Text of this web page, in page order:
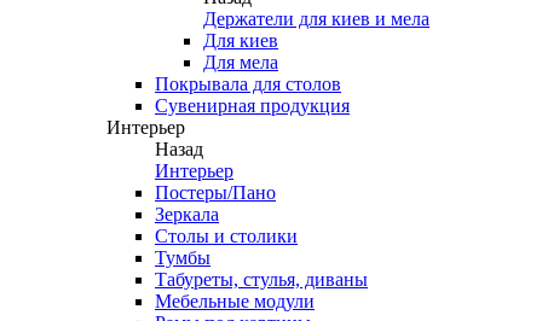
Держатели для киев и мела
Для киев
Для мела
Покрывала для столов
Сувенирная продукция
Интерьер
Назад
Интерьер
Постеры/Пано
Зеркала
Столы и столики
Тумбы
Табуреты, стулья, диваны
Мебельные модули